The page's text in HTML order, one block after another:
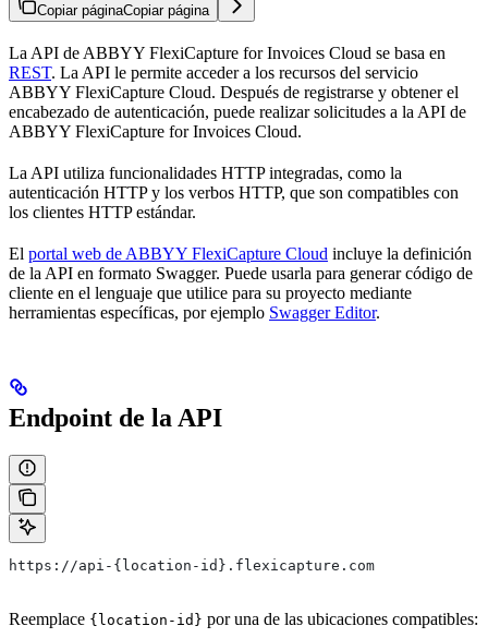
Copiar páginaCopiar página
La API de ABBYY FlexiCapture for Invoices Cloud se basa en
REST. La API le permite acceder a los recursos del servicio
ABBYY FlexiCapture Cloud. Después de registrarse y obtener el
encabezado de autenticación, puede realizar solicitudes a la API de
ABBYY FlexiCapture for Invoices Cloud.
La API utiliza funcionalidades HTTP integradas, como la
autenticación HTTP y los verbos HTTP, que son compatibles con
los clientes HTTP estándar.
El portal web de ABBYY FlexiCapture Cloud incluye la definición
de la API en formato Swagger. Puede usarla para generar código de
cliente en el lenguaje que utilice para su proyecto mediante
herramientas específicas, por ejemplo Swagger Editor.
Endpoint de la API
https://api-{location-id}.flexicapture.com
Reemplace {location-id} por una de las ubicaciones compatibles: